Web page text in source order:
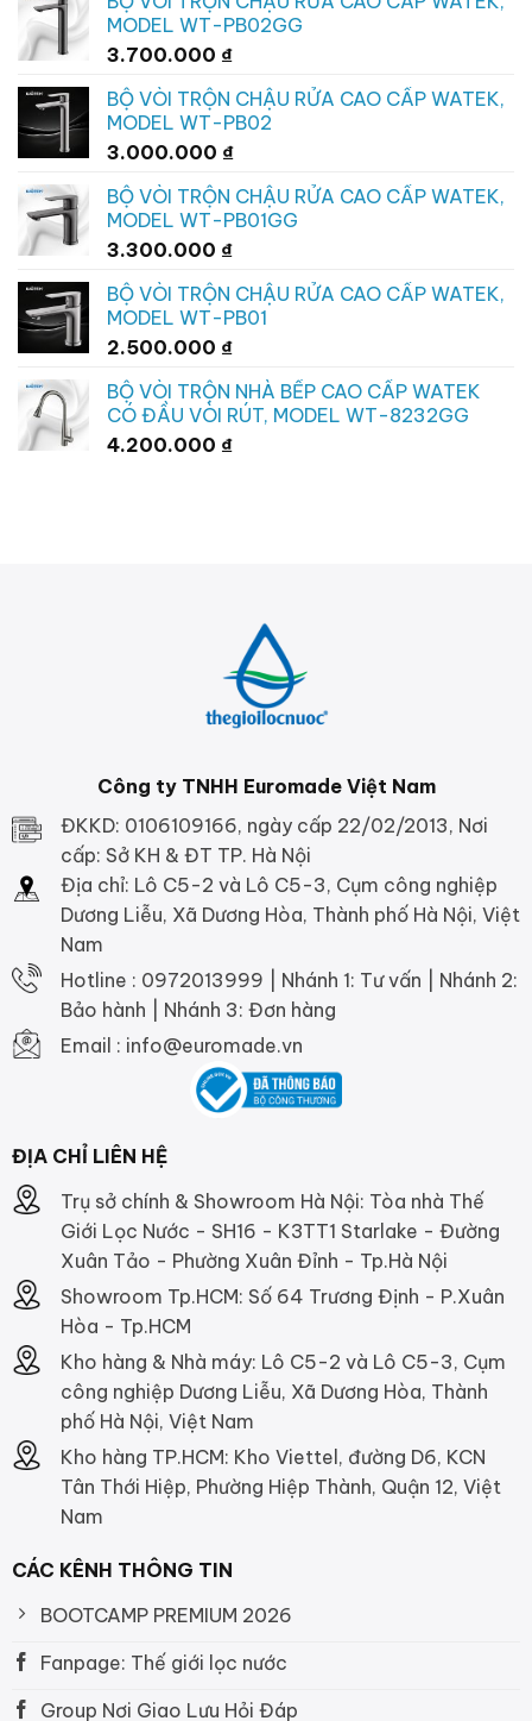
MODEL WT-PB02GG
3.700.000 ₫
BỘ VÒI TRỘN CHẬU RỬA CAO CẤP WATEK,
MODEL WT-PB02
3.000.000 ₫
BỘ VÒI TRỘN CHẬU RỬA CAO CẤP WATEK,
MODEL WT-PB01GG
3.300.000 ₫
BỘ VÒI TRỘN CHẬU RỬA CAO CẤP WATEK,
MODEL WT-PB01
2.500.000 ₫
BỘ VÒI TRỘN NHÀ BẾP CAO CẤP WATEK
CÓ ĐẦU VÒI RÚT, MODEL WT-8232GG
4.200.000 ₫
Công ty TNHH Euromade Việt Nam
ĐKKD: 0106109166, ngày cấp 22/02/2013, Nơi
cấp: Sở KH & ĐT TP. Hà Nội
Địa chỉ: Lô C5-2 và Lô C5-3, Cụm công nghiệp
Dương Liễu, Xã Dương Hòa, Thành phố Hà Nội, Việt
Nam
Hotline : 0972013999 | Nhánh 1: Tư vấn | Nhánh 2:
Bảo hành | Nhánh 3: Đơn hàng
Email : info@euromade.vn
ĐỊA CHỈ LIÊN HỆ
Trụ sở chính & Showroom Hà Nội: Tòa nhà Thế
Giới Lọc Nước - SH16 - K3TT1 Starlake - Đường
Xuân Tảo - Phường Xuân Đỉnh - Tp.Hà Nội
Showroom Tp.HCM: Số 64 Trương Định - P.Xuân
Hòa - Tp.HCM
Kho hàng & Nhà máy: Lô C5-2 và Lô C5-3, Cụm
công nghiệp Dương Liễu, Xã Dương Hòa, Thành
phố Hà Nội, Việt Nam
Kho hàng TP.HCM: Kho Viettel, đường D6, KCN
Tân Thới Hiệp, Phường Hiệp Thành, Quận 12, Việt
Nam
CÁC KÊNH THÔNG TIN
BOOTCAMP PREMIUM 2026
Fanpage: Thế giới lọc nước
Group Nơi Giao Lưu Hỏi Đáp